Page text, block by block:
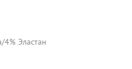
4% Эластан